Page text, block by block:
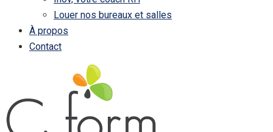
Louer nos bureaux et salles
À propos
Contact